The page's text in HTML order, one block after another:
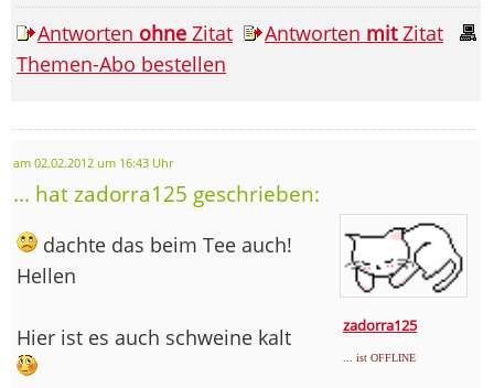
Antworten ohne Zitat Antworten mitZitat
Themen-Abo bestellen
am 02.02.2012 um 16:43 Uhr
... hat zadorra125 geschrieben:
zadorra125
... ist OFFLINE
dachte das beim Tee auch!
Hellen
Hier ist es auch schweine kalt